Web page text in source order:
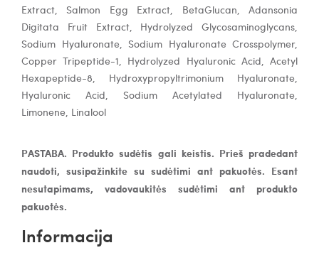
Extract, Salmon Egg Extract, BetaGlucan, Adansonia
Digitata Fruit Extract, Hydrolyzed Glycosaminoglycans,
Sodium Hyaluronate, Sodium Hyaluronate Crosspolymer,
Copper Tripeptide-1, Hydrolyzed Hyaluronic Acid, Acetyl
Hexapeptide-8, Hydroxypropyltrimonium Hyaluronate,
Hyaluronic Acid, Sodium Acetylated Hyaluronate,
Limonene, Linalool
PASTABA. Produkto sudėtis gali keistis. Prieš pradedant
naudoti, susipažinkite su sudėtimi ant pakuotės. Esant
nesutapimams, vadovaukitės sudėtimi ant produkto
pakuotės.
Informacija